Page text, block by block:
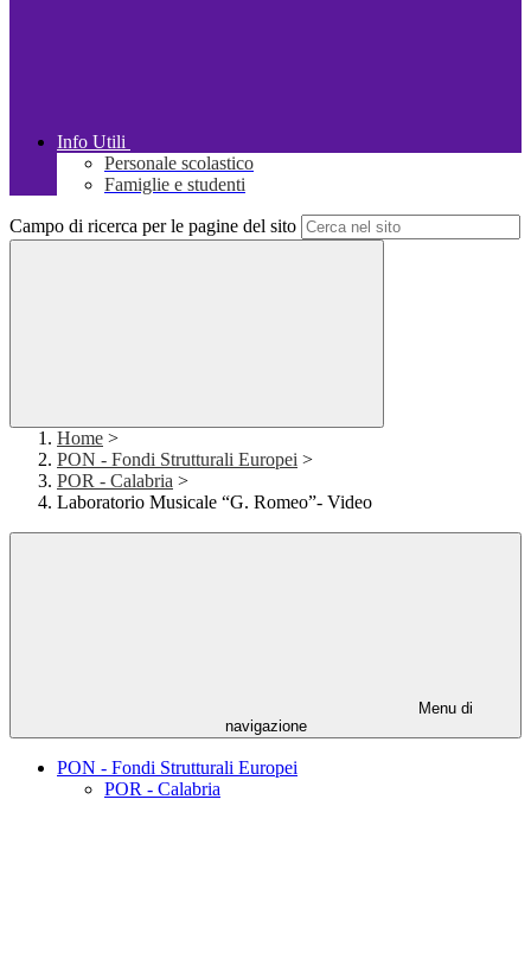
Info Utili
Personale scolastico
Famiglie e studenti
Campo di ricerca per le pagine del sito
Home >
PON - Fondi Strutturali Europei >
POR - Calabria >
Laboratorio Musicale “G. Romeo”- Video
Menu di
navigazione
PON - Fondi Strutturali Europei
POR - Calabria